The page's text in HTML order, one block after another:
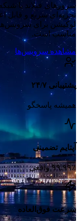
سرورهای فنلاند با
تجربه‌ای سریع و قابل
لوکیشن برای
مناسب است.
مشاهده سرویس‌ها
پشتیبانی ۲۴/۷
همیشه پاسخگو
آپتایم تضمینی
۹۹.۹۹٪ واقعی
سرعت فوق‌العاده